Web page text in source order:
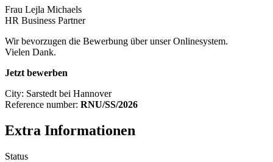
Frau Lejla Michaels
HR Business Partner
Wir bevorzugen die Bewerbung über unser Onlinesystem.
Vielen Dank.
Jetzt bewerben
City: Sarstedt bei Hannover
Reference number: RNU/SS/2026
Extra Informationen
Status